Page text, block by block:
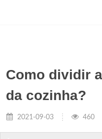
Como dividir
da cozinha?
2021-09-03 460